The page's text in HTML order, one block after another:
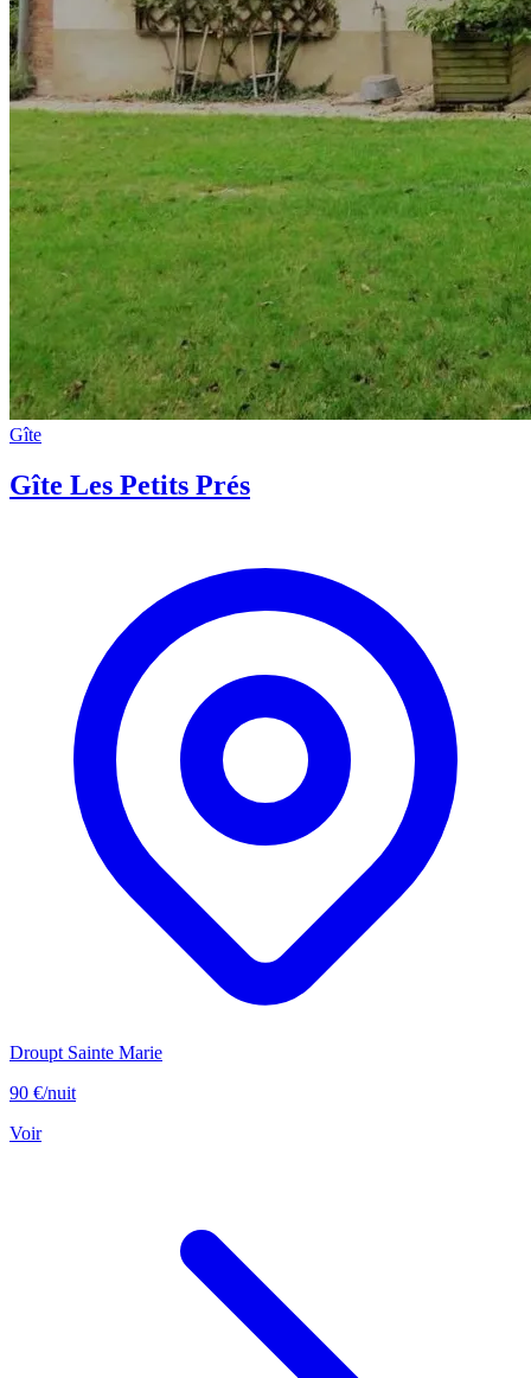
Gîte
Gîte Les Petits Prés
Droupt Sainte Marie
90 €/nuit
Voir